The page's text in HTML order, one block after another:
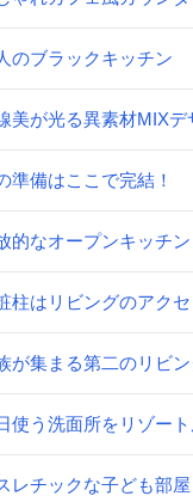
のブラックキッチン
美が光る異素材MIXデ
準備はここで完結！
的なオープンキッチン
柱はリビングのアクセ
が集まる第二のリビ
使う洗面所をリゾート
レチックな子ども部屋